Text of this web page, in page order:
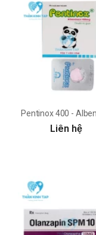
Pentinox 400 -
Liên hệ